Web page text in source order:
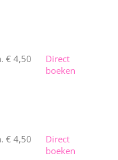
€ 4,50
Direct
boeken
€ 4,50
Direct
boeken